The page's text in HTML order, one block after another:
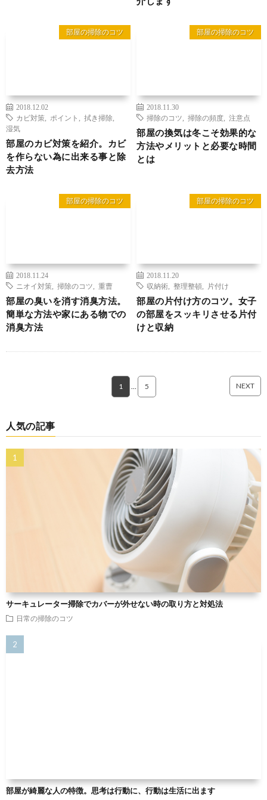
部屋の掃除のコツ
2018.12.02
カビ対策
ポイント 拭き掃除
湿気
部屋のカビ対策を紹介。カビ
を作らない為に出来る事と除
去方法
部屋の掃除のコツ
2018.11.30
掃除のコツ
掃除の頻度 注意点
部屋の換気は冬こそ効果的な
方法やメリットと必要な時間
とは
部屋の掃除のコツ
2018.11.24
ニオイ対策
掃除のコツ 重曹
部屋の臭いを消す消臭方法。
簡単な方法や家にある物での
消臭方法
部屋の掃除のコツ
2018.11.20
収納術
整理整頓 片付け
部屋の片付け方のコツ。女子
の部屋をスッキリさせる片付
けと収納
1 … 5 NEXT
人気の記事
サーキュレーター掃除でカバーが外せない時の取り方と対処法
日常の掃除のコツ
部屋が綺麗な人の特徴。思考は行動に、行動は生活に出ます